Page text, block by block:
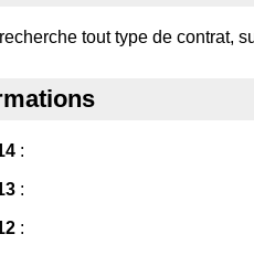
tout type de contrat,
:
:
: